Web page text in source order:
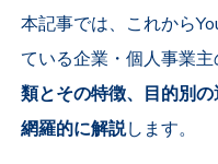
本記事では、これから
ている企業・個人事業
類とその特徴、目的別
網羅的に解説します。